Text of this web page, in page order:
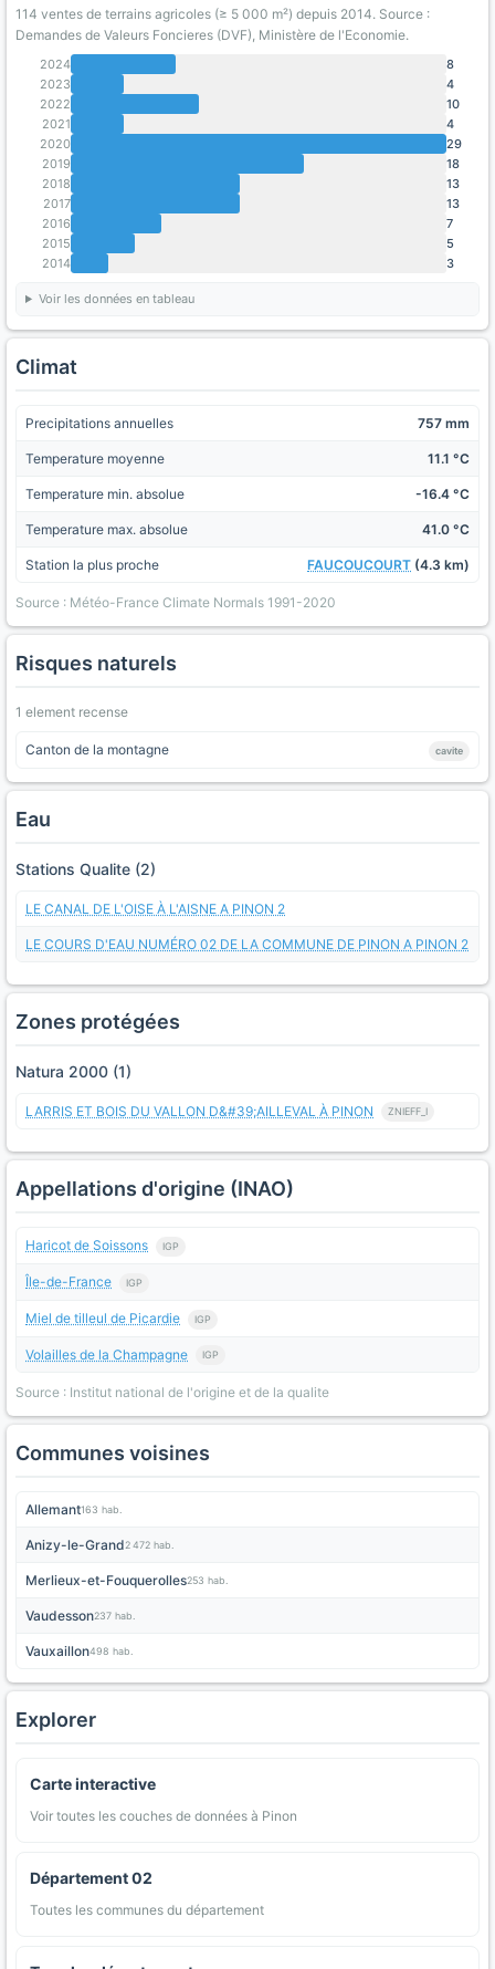
114 ventes de terrains agricoles (≥ 5 000 m²) depuis 2014. Source :
Demandes de Valeurs Foncieres (DVF), Ministère de l'Economie.
2024
8
2023
4
2022
10
2021
4
2020
29
2019
18
2018
13
2017
13
2016
7
2015
5
2014
3
Voir les données en tableau
Climat
Precipitations annuelles 757 mm
Temperature moyenne 11.1 °C
Temperature min. absolue -16.4 °C
Temperature max. absolue 41.0 °C
Station la plus proche FAUCOUCOURT (4.3 km)
Source : Météo-France Climate Normals 1991-2020
Risques naturels
1 element recense
Canton de la montagne cavite
Eau
Stations Qualite (2)
LE CANAL DE L'OISE À L'AISNE A PINON 2
LE COURS D'EAU NUMÉRO 02 DE LA COMMUNE DE PINON A PINON 2
Zones protégées
Natura 2000 (1)
LARRIS ET BOIS DU VALLON D&#39;AILLEVAL À PINON ZNIEFF_I
Appellations d'origine (INAO)
Haricot de Soissons IGP
Île-de-France IGP
Miel de tilleul de Picardie IGP
Volailles de la Champagne IGP
Source : Institut national de l'origine et de la qualite
Communes voisines
Allemant163 hab.
Anizy-le-Grand2 472 hab.
Merlieux-et-Fouquerolles253 hab.
Vaudesson237 hab.
Vauxaillon498 hab.
Explorer
Carte interactive
Voir toutes les couches de données à Pinon
Département 02
Toutes les communes du département